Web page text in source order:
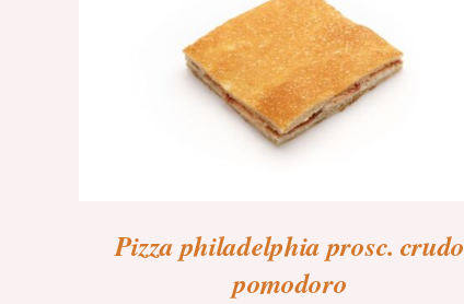
Pizza philadelphia prosc. crudo
pomodoro